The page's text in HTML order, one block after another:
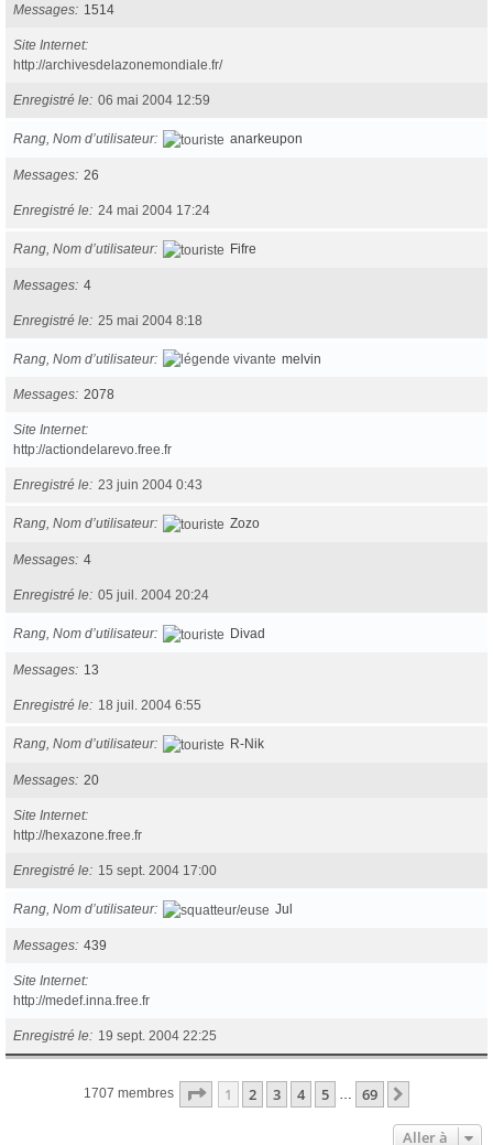
Messages 1514
Site Internet
http://archivesdelazonemondiale.fr/
Enregistré le 06 mai 2004 12:59
Rang, Nom d’utilisateur anarkeupon
Messages 26
Enregistré le 24 mai 2004 17:24
Rang, Nom d’utilisateur Fifre
Messages 4
Enregistré le 25 mai 2004 8:18
Rang, Nom d’utilisateur melvin
Messages 2078
Site Internet
http://actiondelarevo.free.fr
Enregistré le 23 juin 2004 0:43
Rang, Nom d’utilisateur Zozo
Messages 4
Enregistré le 05 juil. 2004 20:24
Rang, Nom d’utilisateur Divad
Messages 13
Enregistré le 18 juil. 2004 6:55
Rang, Nom d’utilisateur R-Nik
Messages 20
Site Internet
http://hexazone.free.fr
Enregistré le 15 sept. 2004 17:00
Rang, Nom d’utilisateur Jul
Messages 439
Site Internet
http://medef.inna.free.fr
Enregistré le 19 sept. 2004 22:25
1707 membres Page 1sur69
1 2 3 4 5 69
Aller à